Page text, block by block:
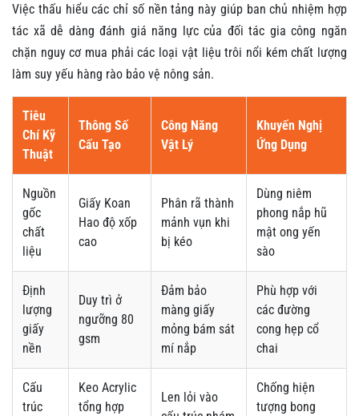
Việc thấu hiểu các chỉ số nền tảng này giúp ban chủ nhiệm hợp
tác xã dễ dàng đánh giá năng lực của đối tác gia công ngăn
chặn nguy cơ mua phải các loại vật liệu trôi nổi kém chất lượng
làm suy yếu hàng rào bảo vệ nông sản.
Tiêu
Chí Kỹ
Thuật
Thông Số
Cấu Tạo
Công Năng
Vật Lý
Khuyến Nghị
Ứng Dụng
Nguồn
gốc
chất
liệu
Giấy Koan
Hao độ xốp
cao
Phân rã thành
mảnh vụn khi
bị kéo
Dùng niêm
phong nắp hũ
mật ong yến
sào
Định
lượng
giấy
nền
Duy trì ở
ngưỡng 80
gsm
Đảm bảo
màng giấy
mỏng bám sát
mí nắp
Phù hợp với
các đường
cong hẹp cổ
chai
Cấu
trúc
Keo Acrylic
tổng hợp
Len lỏi vào
Chống hiện
tượng bong